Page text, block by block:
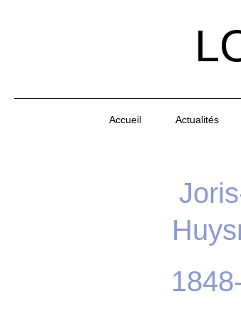
Accueil Actualités